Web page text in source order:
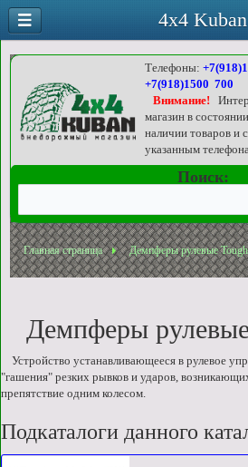
Телефоны:
+7(918)1500 700
Внимание!
магазин в
наличии товаров и
указанным
Поиск:
Главная страница Демпферы рулевые
Демпферы
Устройство устанавливающееся в рулевое
"гашения" резких рывков и ударов,
препятствие одним колесом.
Подкаталоги данного
4x4 Kuban